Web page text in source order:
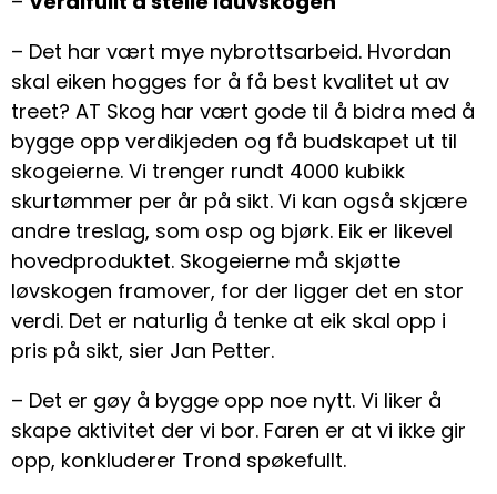
– Det har vært mye nybrottsarbeid. Hvordan
skal eiken hogges for å få best kvalitet ut av
treet? AT Skog har vært gode til å bidra med å
bygge opp verdikjeden og få budskapet ut til
skogeierne. Vi trenger rundt 4000 kubikk
skurtømmer per år på sikt. Vi kan også skjære
andre treslag, som osp og bjørk. Eik er likevel
hovedproduktet. Skogeierne må skjøtte
løvskogen framover, for der ligger det en stor
verdi. Det er naturlig å tenke at eik skal opp i
pris på sikt, sier Jan Petter.
– Det er gøy å bygge opp noe nytt. Vi liker å
skape aktivitet der vi bor. Faren er at vi ikke gir
opp, konkluderer Trond spøkefullt.